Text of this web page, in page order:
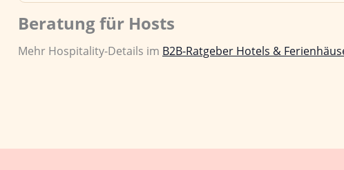
Beratung für Hosts
Mehr Hospitality-Details im B2B-Ratgeber Hotels &